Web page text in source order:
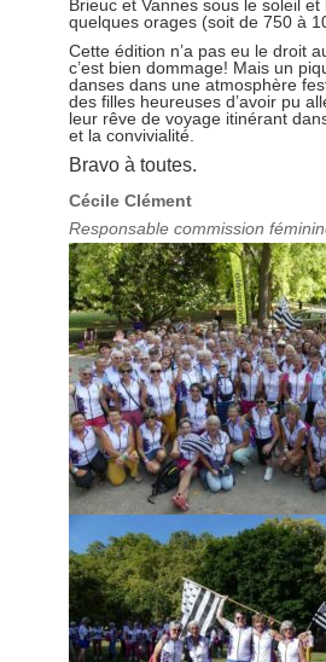
Brieuc et Vannes sous le soleil
quelques orages (soit de 750 à
Cette édition n’a pas eu le droit
c’est bien dommage! Mais un
danses dans une atmosphère
des filles heureuses d’avoir pu
leur rêve de voyage itinérant
et la convivialité.
Bravo à toutes.
Cécile Clément
Responsable commission